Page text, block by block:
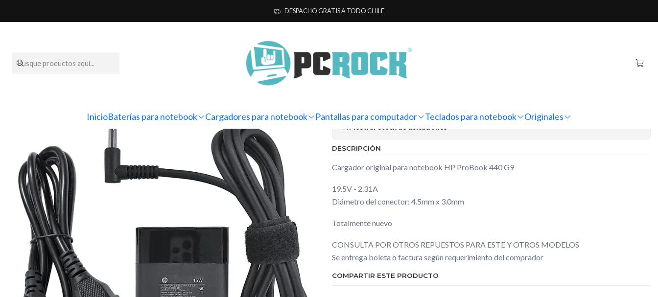
InicioBaterías para notebook Cargadores para notebook Pantallas para computador Teclados para notebook Originales
DESPACHO GRATIS A TODO CHILE
Originales HP Cargador Original Notebook HP ProBook 440 G9 (19.5V - 2.31A)
Cargador Original Notebook HP
ProBook 440 G9 (19.5V - 2.31A)
Mostrar stock de ubicaciones
DESCRIPCIÓN
Cargador original para notebook HP ProBook 440 G9
19.5V - 2.31A
Diámetro del conector: 4.5mm x 3.0mm
Totalmente nuevo
CONSULTA POR OTROS REPUESTOS PARA ESTE Y OTROS MODELOS
Se entrega boleta o factura según requerimiento del comprador
COMPARTIR ESTE PRODUCTO